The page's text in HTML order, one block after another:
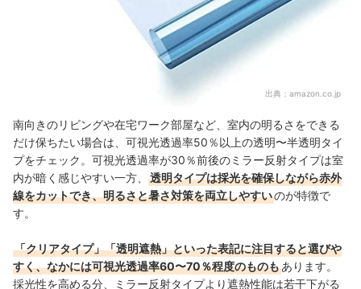
出典： amazon.co.jp
南向きのリビングや在宅ワーク部屋など、室内の明るさをできる
だけ保ちたい場合は、可視光透過率50％以上の透明〜半透明タイ
プをチェック。可視光透過率が30％前後のミラー反射タイプは室
内が暗く感じやすい一方、
透明タイプは採光を確保しながら赤外
線をカットでき、明るさと暑さ対策を両立しやすいのが特徴で
す。
「クリアタイプ」「透明遮熱」といった表記に注目すると選びや
すく、なかには可視光透過率60〜70％程度のものもあります。
採光性を高める分、ミラー反射タイプより遮熱性能は若干下がる